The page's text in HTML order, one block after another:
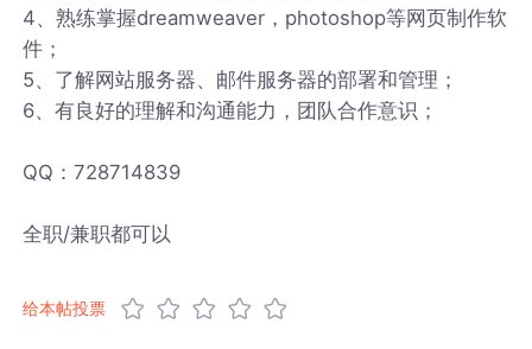
4、熟练掌握dreamweaver，photoshop等网页制作软
件；
5、了解网站服务器、邮件服务器的部署和管理；
6、有良好的理解和沟通能力，团队合作意识；
QQ：728714839
全职/兼职都可以
给本帖投票